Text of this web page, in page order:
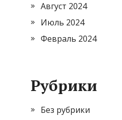
Август 2024
Июль 2024
Февраль 2024
Рубрики
Без рубрики